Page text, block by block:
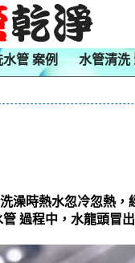
水管 案例 水管清洗
澡時熱水忽冷忽熱
過程中，水龍頭冒